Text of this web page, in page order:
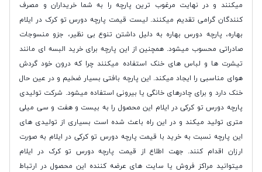
میکنند و در نهایت مرغوب ترین پارچه را به شما خریداران و مصرف
کنندگان گرامی تقدیم میکنند. لیست قیمت پارچه دورس تو کرک در ایلام
بهاره، پارچه دورس بهاره به دلیل داشتن تنوع بی نظیر، جزو منسوجات
صادراتی محسوب میشود. همچنین از این پارچه برای خرید البسه ای مانند
تیشرت ها و لباس های خنک استفاده میکنند چرا که درون خود گردش
هوای مناسبی را ایجاد میکند. این پارچه بافتی بسیار ضخیم و در عین حال
خنک دارد و برای چادرهای خانگی یا بیرونی استفاده میشود. شرکت تولیدی
پارچه دورس تو کرکی در ایلام این محصول را به بیست و هفت و سی میلی
متری تولید میکند و در این راه باعث شده است بسیاری از تولیدی های
این پارچه نسبت به خرید با قیمت پارچه دورس تو کرکی در ایلام به صورت
ارزان اقدام کنند. جهت اطلاع از قیمت پارچه دورس تو کرک در ایلام
میتوانید مراکز فروش یا سایت های عرضه کننده این محصول در ارتباط